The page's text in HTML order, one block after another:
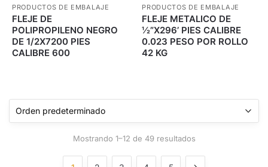
PRODUCTOS DE EMBALAJE
FLEJE DE
POLIPROPILENO NEGRO
DE 1/2X7200 PIES
CALIBRE 600
PRODUCTOS DE EMBALAJE
FLEJE METALICO DE
½”X296’ PIES CALIBRE
0.023 PESO POR ROLLO
42 KG
Mostrando 1–12 de 49 resultados